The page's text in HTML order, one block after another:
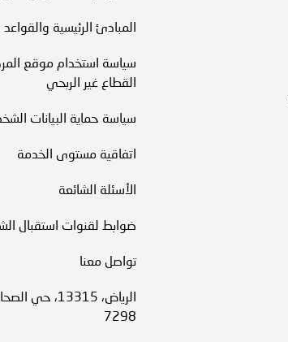
المبادئ الرئيسية
سياسة استخدام موقع
القطاع غير الربحي
سياسة حماية البيانات
اتفاقية مستوى الخدمة​
الأسئلة الشائعة
ضوابط لقنوات استقبال
تواصل معنا
7298